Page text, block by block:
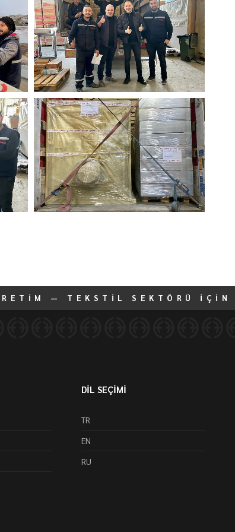
— TEKSTİL SEKTÖRÜ
DİL SEÇİMİ
TR
EN
RU